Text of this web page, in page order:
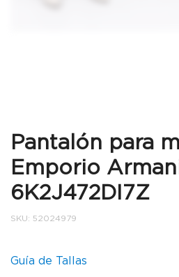
Pantalón para
Emporio
6K2J472DI7Z
SKU: 52024979
Guía de Tallas